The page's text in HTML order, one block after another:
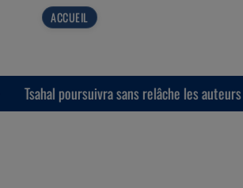
Tsahal poursuivra sans relâche les auteurs